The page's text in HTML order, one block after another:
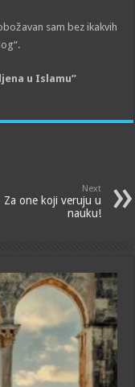
sam bez ikakvih
u Islamu”
Next
Za one koji veruju u
nauku!